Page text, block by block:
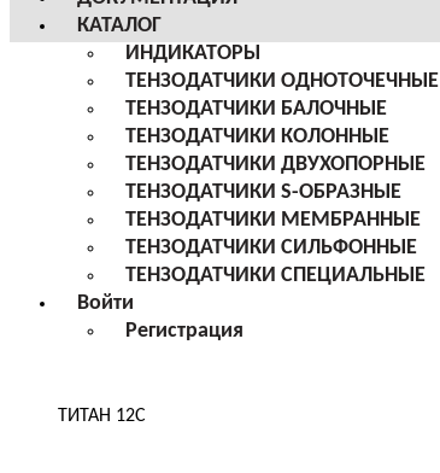
КАТАЛОГ
ИНДИКАТОРЫ
ТЕНЗОДАТЧИКИ ОДНОТОЧЕЧНЫЕ
ТЕНЗОДАТЧИКИ БАЛОЧНЫЕ
ТЕНЗОДАТЧИКИ КОЛОННЫЕ
ТЕНЗОДАТЧИКИ ДВУХОПОРНЫЕ
ТЕНЗОДАТЧИКИ S-ОБРАЗНЫЕ
ТЕНЗОДАТЧИКИ МЕМБРАННЫЕ
ТЕНЗОДАТЧИКИ СИЛЬФОННЫЕ
ТЕНЗОДАТЧИКИ СПЕЦИАЛЬНЫЕ
Войти
Регистрация
ТИТАН 12С